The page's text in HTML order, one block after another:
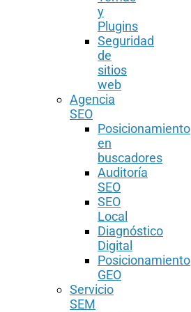
y
Plugins
Seguridad
de
sitios
web
Agencia
SEO
Posicionamiento
en
buscadores
Auditoría
SEO
SEO
Local
Diagnóstico
Digital
Posicionamiento
GEO
Servicio
SEM